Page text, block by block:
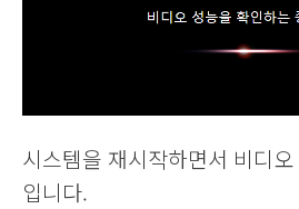
시스템을 재시작하면서 비디
입니다.